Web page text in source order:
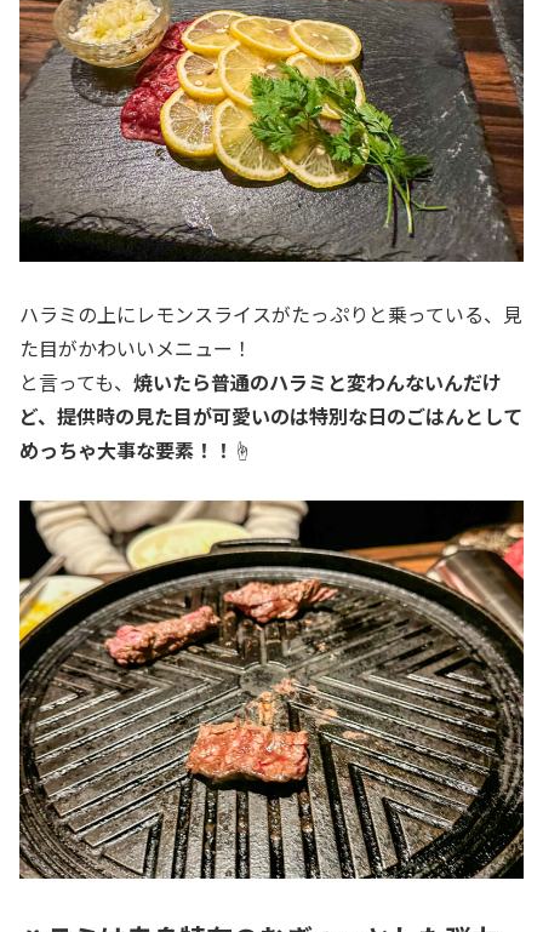
ハラミの上にレモンスライスがたっぷりと乗っている、見
た目がかわいいメニュー！
と言っても、 焼いたら普通のハラミと変わんないんだけ
ど、提供時の見た目が可愛いのは特別な日のごはんとして
めっちゃ大事な要素！！ ☝️